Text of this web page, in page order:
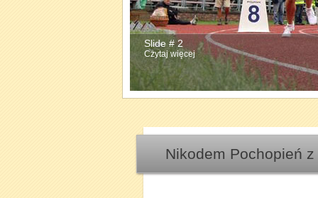
Slide # 2
Czytaj więcej
Nikodem Pochopień